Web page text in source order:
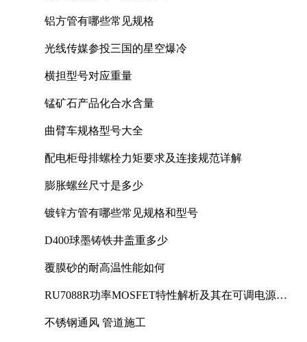
铝方管有哪些常见规格
光线传媒参投三国的星空爆冷
横担型号对应重量
锰矿石产品化合水含量
曲臂车规格型号大全
配电柜母排螺栓力矩要求及连接规范详解
膨胀螺丝尺寸是多少
镀锌方管有哪些常见规格和型号
D400球墨铸铁井盖重多少
覆膜砂的耐高温性能如何
RU7088R功率MOSFET特性解析及其在可调电源设
不锈钢通风 管道施工